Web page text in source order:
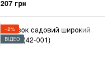
207 грн
−2%
ВІДЕО